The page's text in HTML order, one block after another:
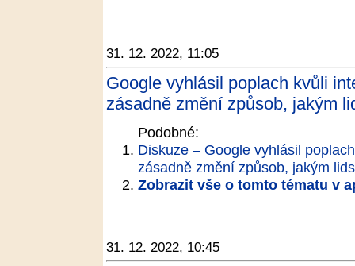
31. 12. 2022, 11:05
Google vyhlásil poplach kvůli
zásadně změní způsob, jakým
Podobné:
Diskuze – Google vyhlásil
zásadně změní způsob, jakým
Zobrazit vše o tomto tématu v
31. 12. 2022, 10:45